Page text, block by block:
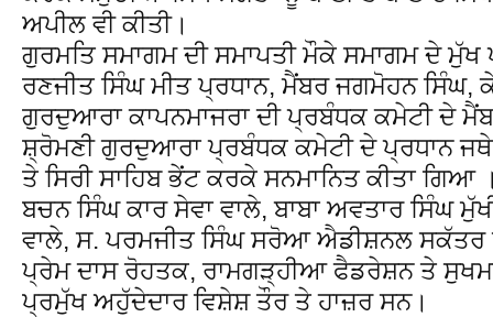
ਅਪੀਲ ਵੀ ਕੀਤੀ।
ਗੁਰਮਤਿ ਸਮਾਗਮ ਦੀ ਸਮਾਪਤੀ ਮੌਕੇ ਸਮਾਗਮ ਦੇ ਮੁੱਖ
ਰਣਜੀਤ ਸਿੰਘ ਮੀਤ ਪ੍ਰਧਾਨ, ਮੈਂਬਰ ਜਗਮੋਹਨ ਸਿੰਘ,
ਗੁਰਦੁਆਰਾ ਕਾਪਨਮਾਜਰਾ ਦੀ ਪ੍ਰਬੰਧਕ ਕਮੇਟੀ ਦੇ
ਸ਼੍ਰੋਮਣੀ ਗੁਰਦੁਆਰਾ ਪ੍ਰਬੰਧਕ ਕਮੇਟੀ ਦੇ ਪ੍ਰਧਾਨ
ਤੇ ਸਿਰੀ ਸਾਹਿਬ ਭੇਂਟ ਕਰਕੇ ਸਨਮਾਨਿਤ ਕੀਤਾ
ਬਚਨ ਸਿੰਘ ਕਾਰ ਸੇਵਾ ਵਾਲੇ, ਬਾਬਾ ਅਵਤਾਰ ਸਿੰਘ
ਵਾਲੇ, ਸ. ਪਰਮਜੀਤ ਸਿੰਘ ਸਰੋਆ ਐਡੀਸ਼ਨਲ ਸਕੱਤਰ
ਪ੍ਰੇਮ ਦਾਸ ਰੋਹਤਕ, ਰਾਮਗੜ੍ਹੀਆ ਫੈਡਰੇਸ਼ਨ ਤੇ
ਪ੍ਰਮੁੱਖ ਅਹੁੱਦੇਦਾਰ ਵਿਸ਼ੇਸ਼ ਤੌਰ ਤੇ ਹਾਜ਼ਰ ਸਨ।